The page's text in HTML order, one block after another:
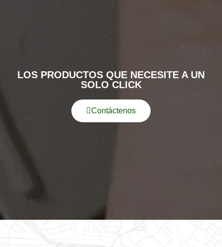
LOS PRODUCTOS QUE NECESITE A UN
SOLO CLICK
Contáctenos